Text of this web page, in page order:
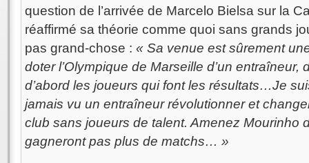
question de l’arrivée de Marcelo Bielsa sur la
réaffirmé sa théorie comme quoi sans grands
pas grand-chose : « Sa venue est sûrement
doter l’Olympique de Marseille d’un
d’abord les joueurs qui font les résultats…Je
jamais vu un entraîneur révolutionner et
club sans joueurs de talent. Amenez Mourinho
gagneront pas plus de matchs… »